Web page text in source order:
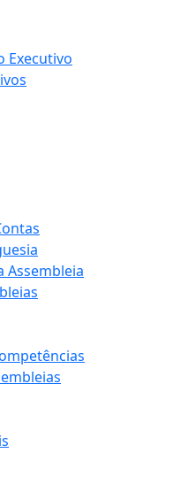
Executivo
Assembleia